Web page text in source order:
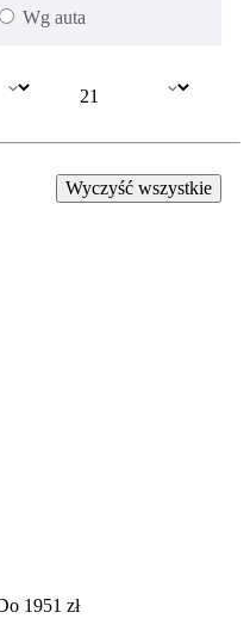
Wg auta
Wyczyść wszystkie